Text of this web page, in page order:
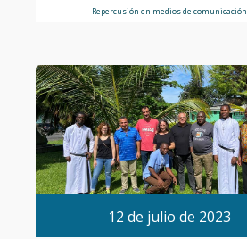
Repercusión en medios de comunicación
12 de julio de 2023